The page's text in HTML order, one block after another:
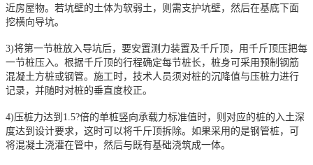
近房屋物。若坑壁的土体为软弱土，则需支护坑壁，然后在基底下面
挖横向导坑。
3)将第一节桩放入导坑后，要安置测力装置及千斤顶，用千斤顶压把每
一节桩压入。根据千斤顶的行程确定每节桩长，桩身可采用预制钢筋
混凝土方桩或钢管。施工时，技术人员须对桩的沉降值与压桩力进行
记录，并随时对桩的垂直度校正。
4)压桩力达到1.5?倍的单桩竖向承载力标准值时，则对应的桩的入土深
度达到设计要求，这时可以将千斤顶拆除。如果采用的是钢管桩，可
将混凝土浇灌在管中，然后与既有基础浇筑成一体。